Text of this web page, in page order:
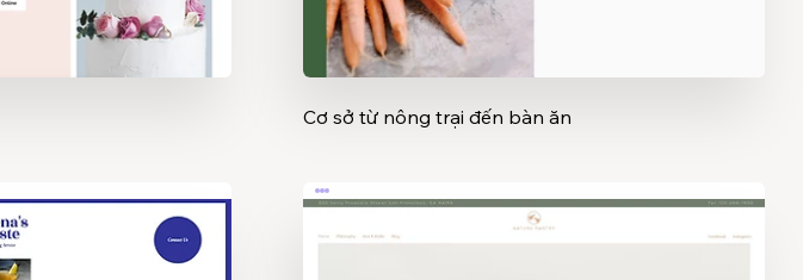
Cơ sở từ nông trại đến bàn ăn